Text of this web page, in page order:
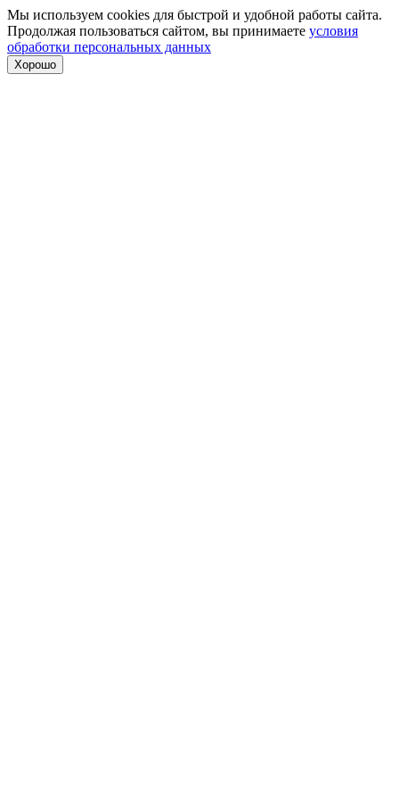
Мы используем cookies для быстрой и удобной работы сайта.
Продолжая пользоваться сайтом, вы принимаете условия
обработки персональных данных
Хорошо